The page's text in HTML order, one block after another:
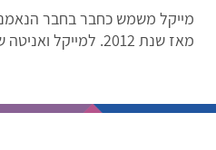
מייקל משמש כחבר בחבר
מאז שנת 2012. למייקל ואניטה שלושה ילדים וחמישה נכדים.